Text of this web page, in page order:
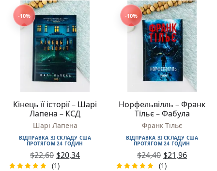
rating
-10%
Кінець її історії – Шарі
Лапена – КСД
Шарі Лапена
ВІДПРАВКА ЗІ СКЛАДУ США
ПРОТЯГОМ 24 ГОДИН
$22,60 $20,34
(1)
-10%
Норфельвілль – Франк
Тільє – Фабула
Франк Тільє
ВІДПРАВКА ЗІ СКЛАДУ США
ПРОТЯГОМ 24 ГОДИН
$24,40 $21,96
(1)